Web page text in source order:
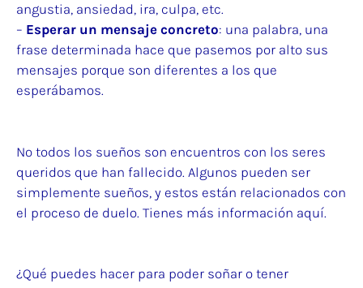
angustia, ansiedad, ira, culpa, etc.
– Esperar un mensaje concreto: una palabra, una
frase determinada hace que pasemos por alto sus
mensajes porque son diferentes a los que
esperábamos.
No todos los sueños son encuentros con los seres
queridos que han fallecido. Algunos pueden ser
simplemente sueños, y estos están relacionados con
el proceso de duelo. Tienes más información aquí.
¿Qué puedes hacer para poder soñar o tener